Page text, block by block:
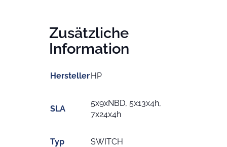
Zusätzliche
Information
HerstellerHP
SLA
5x9xNBD, 5x13x4h,
7x24x4h
Typ SWITCH